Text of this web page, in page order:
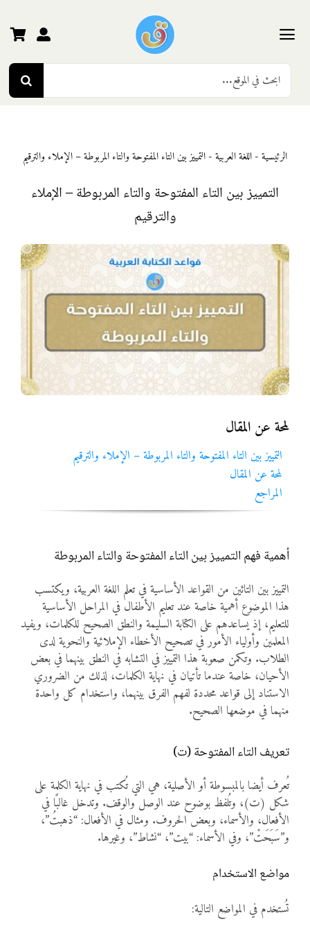
content
Toggle
Navigation
الرئيسية
المرحلة الثالثة
أنواع الموارد
Search
for:
الرئيسية-اللغة العربية-التمييز بين التاء المفتوحة والتاء المربوطة – الإملاء والترقيم
التمييز بين التاء المفتوحة والتاء المربوطة – الإملاء
والترقيم
لمحة عن المقال
التمييز بين التاء المفتوحة والتاء المربوطة – الإملاء والترقيم
لمحة عن المقال
المراجع
أهمية فهم التمييز بين التاء المفتوحة والتاء المربوطة
التمييز بين التائين من القواعد الأساسية في تعلم اللغة العربية، ويكتسب
هذا الموضوع أهمية خاصة عند تعليم الأطفال في المراحل الأساسية
للتعليم، إذ يساعدهم على الكتابة السليمة والنطق الصحيح للكلمات، ويفيد
المعلمين وأولياء الأمور في تصحيح الأخطاء الإملائية والنحوية لدى
الطلاب. وتكمن صعوبة هذا التمييز في التشابه في النطق بينهما في بعض
الأحيان، خاصة عندما تأتيان في نهاية الكلمات، لذلك من الضروري
الاستناد إلى قواعد محددة لفهم الفرق بينهما، واستخدام كل واحدة
منهما في موضعها الصحيح.
تعريف التاء المفتوحة (ت)
تُعرف أيضا بالمبسوطة أو الأصلية، هي التي تُكتب في نهاية الكلمة على
شكل (ت)، وتُلفظ بوضوح عند الوصل والوقف. وتدخل غالبًا في
الأفعال، والأسماء، وبعض الحروف. ومثال في الأفعال: “ذهبتُ”،
و”سَبَحَتْ”، وفي الأسماء: “بيت”، “نشاط”، وغيرها.
مواضع الاستخدام
تُستخدم في المواضع التالية: